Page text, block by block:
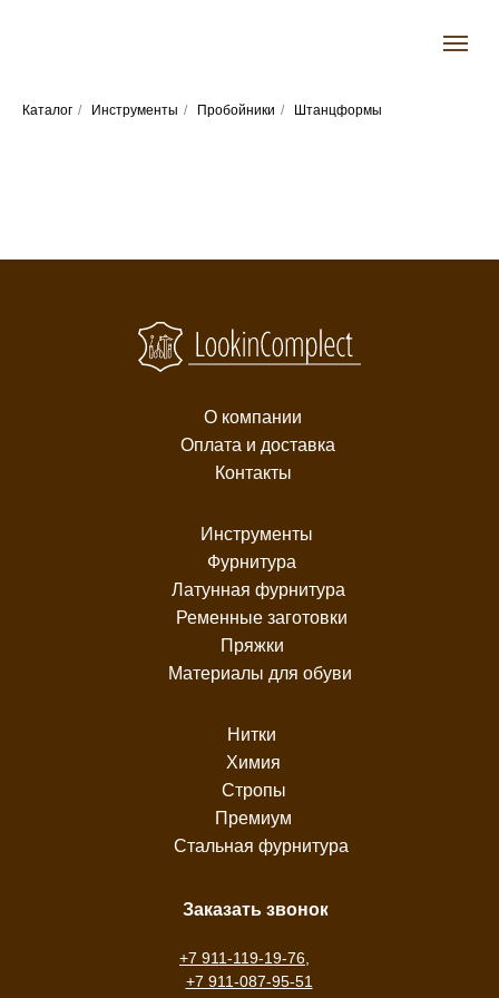
Каталог / Инструменты / Пробойники / Штанцформы
О компании
Оплата и доставка
Контакты
Инструменты
Фурнитура
Латунная фурнитура
Ременные заготовки
Материалы для обуви
Пряжки
Нитки
Химия
Стропы
Премиум
Стальная фурнитура
Заказать звонок
+7 911-119-19-76
+7 911-087-95-51